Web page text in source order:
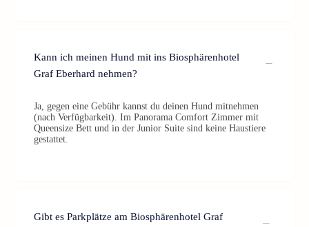
Kann ich meinen Hund mit ins Biosphärenhotel
Graf Eberhard nehmen?
Ja, gegen eine Gebühr kannst du deinen Hund mitnehmen
(nach Verfügbarkeit). Im Panorama Comfort Zimmer mit
Queensize Bett und in der Junior Suite sind keine Haustiere
gestattet.
Gibt es Parkplätze am Biosphärenhotel Graf